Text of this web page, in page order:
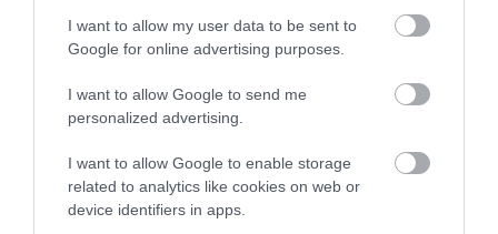
I want to allow my user data to be sent to
Google for online advertising purposes.
I want to allow Google to send me
personalized advertising.
I want to allow Google to enable storage
related to analytics like cookies on web or
device identifiers in apps.
Γιατί δεν πρέπει να το
φοβόμαστε